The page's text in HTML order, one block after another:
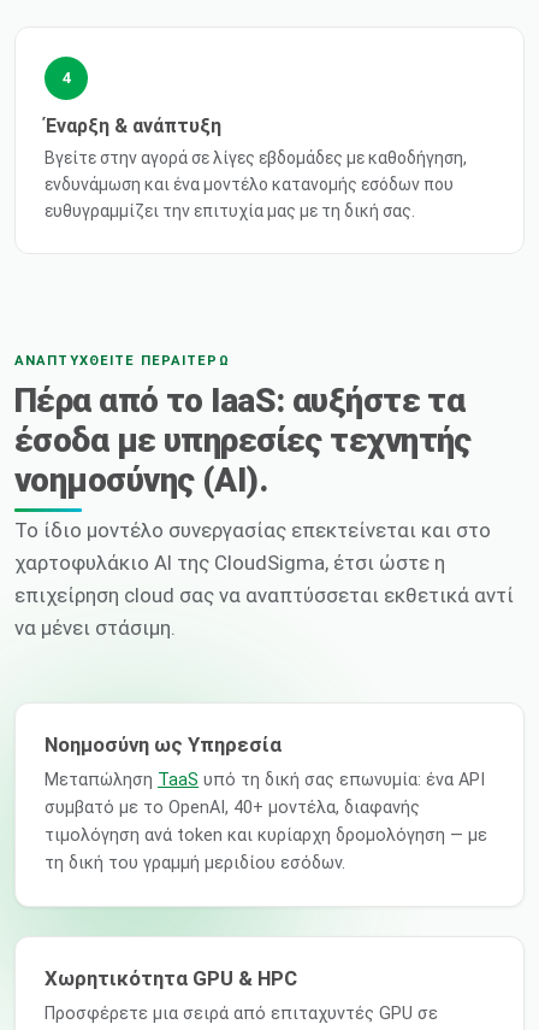
4
Έναρξη & ανάπτυξη
Βγείτε στην αγορά σε λίγες εβδομάδες με καθοδήγηση,
ενδυνάμωση και ένα μοντέλο κατανομής εσόδων που
ευθυγραμμίζει την επιτυχία μας με τη δική σας.
ΑΝΑΠΤΥΧΘΕΊΤΕ ΠΕΡΑΙΤΈΡΩ
Πέρα από το IaaS: αυξήστε τα
έσοδα με υπηρεσίες τεχνητής
νοημοσύνης (AI).
Το ίδιο μοντέλο συνεργασίας επεκτείνεται και στο
χαρτοφυλάκιο AI της CloudSigma, έτσι ώστε η
επιχείρηση cloud σας να αναπτύσσεται εκθετικά αντί
να μένει στάσιμη.
Νοημοσύνη ως Υπηρεσία
Μεταπώληση TaaS υπό τη δική σας επωνυμία: ένα API
συμβατό με το OpenAI, 40+ μοντέλα, διαφανής
τιμολόγηση ανά token και κυρίαρχη δρομολόγηση — με
τη δική του γραμμή μεριδίου εσόδων.
Χωρητικότητα GPU & HPC
Προσφέρετε μια σειρά από επιταχυντές GPU σε